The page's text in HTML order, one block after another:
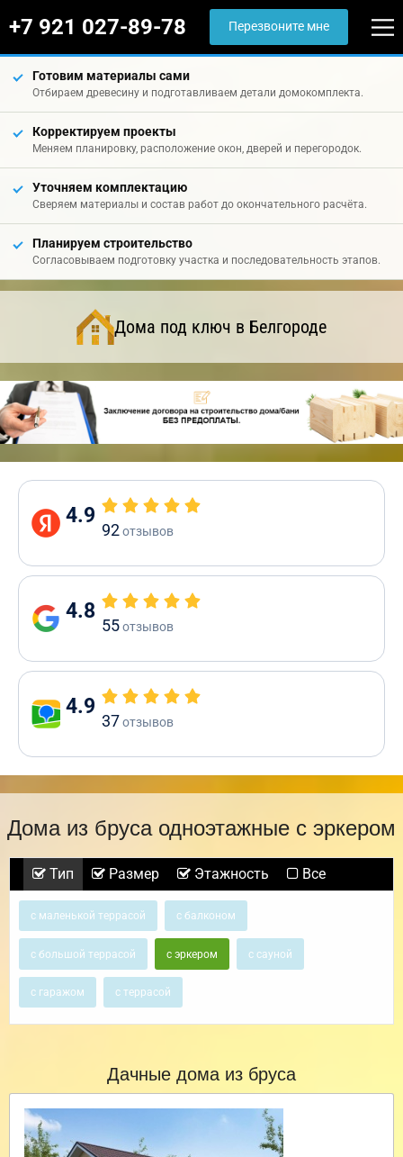
+7 921 027-89-78 Перезвоните мне
Готовим материалы сами
Отбираем древесину и подготавливаем детали домокомплекта.
Корректируем проекты
Меняем планировку, расположение окон, дверей и перегородок.
Уточняем комплектацию
Сверяем материалы и состав работ до окончательного расчёта.
Планируем строительство
Согласовываем подготовку участка и последовательность этапов.
Дома под ключ в Белгороде
4.9
92отзывов
4.8
55отзывов
4.9
37отзывов
Дома из бруса одноэтажные с эркером
Тип Размер Этажность Все
с маленькой террасой с балконом
с большой террасой с эркером с сауной
с гаражом с террасой
Дачные дома из бруса